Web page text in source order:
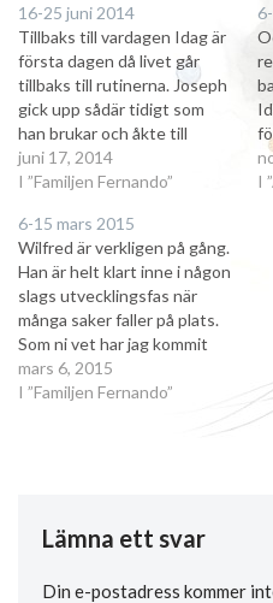
16-25 juni 2014
Tillbaks till vardagen Idag är
första dagen då livet går
tillbaks till rutinerna. Joseph
gick upp sådär tidigt som
han brukar och åkte till
jobbet. Wollmar går på
förskolan mellan kvart i nio
lämning och hämtning och
förbereder matlagningen så
att vi kan äta…
juni 17, 2014
I ”Familjen Fernando”
I
6-15 mars 2015
Wilfred är verkligen på gång.
Han är helt klart inne i någon
slags utvecklingsfas när
många saker faller på plats.
Som ni vet har jag kommit
igång med krypandet och
börjar nu även bli ganska haj
mars 6, 2015
I ”Familjen Fernando”
Lämna ett svar
Din e-postadress kommer